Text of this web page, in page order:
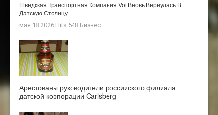
Шведская Транспортная Компания Voi Вновь Вернулась В
Датскую Столицу
мая 18 2026 Hits:548 Бизнес
Арестованы руководители российского филиала
датской корпорации Carlsberg